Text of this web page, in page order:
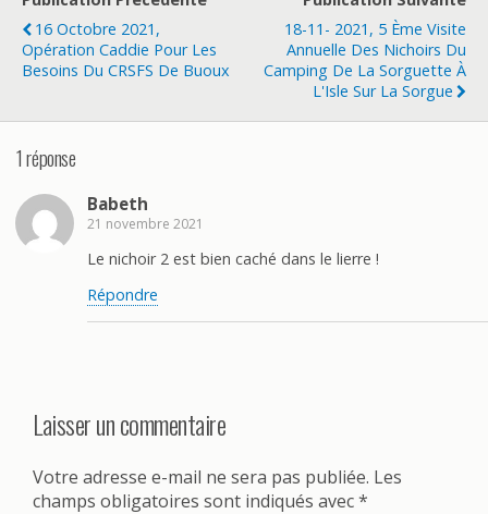
o
o
16 Octobre 2021,
Opération Caddie Pour Les
Besoins Du CRSFS De Buoux
18-11- 2021, 5 Ème Visite
Annuelle Des Nichoirs Du
Camping De La Sorguette À
L'Isle Sur La Sorgue
1 réponse
Babeth
21 novembre 2021
Le nichoir 2 est bien caché dans le lierre !
Répondre
Laisser un commentaire
Votre adresse e-mail ne sera pas publiée. Les
champs obligatoires sont indiqués avec*